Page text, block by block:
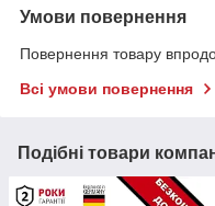
Умови повернення
Повернення товару
Всі умови повернення
Подібні товари